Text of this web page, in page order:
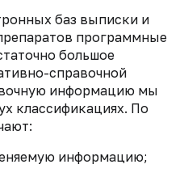
баз выписки и
программные
большое
справочной
информацию мы
классификациях. По
информацию;